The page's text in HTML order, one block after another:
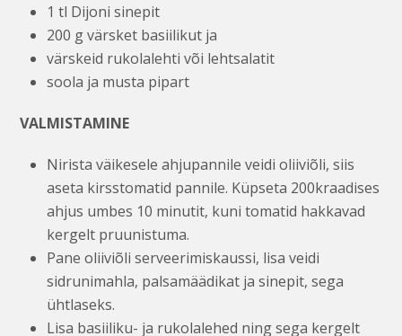
1 tl Dijoni sinepit
200 g värsket basiilikut ja
värskeid rukolalehti või lehtsalatit
soola ja musta pipart
VALMISTAMINE
Nirista väikesele ahjupannile veidi oliiviõli, siis
aseta kirsstomatid pannile. Küpseta 200kraadises
ahjus umbes 10 minutit, kuni tomatid hakkavad
kergelt pruunistuma.
Pane oliiviõli serveerimiskaussi, lisa veidi
sidrunimahla, palsamäädikat ja sinepit, sega
ühtlaseks.
Lisa basiiliku- ja rukolalehed ning sega kergelt